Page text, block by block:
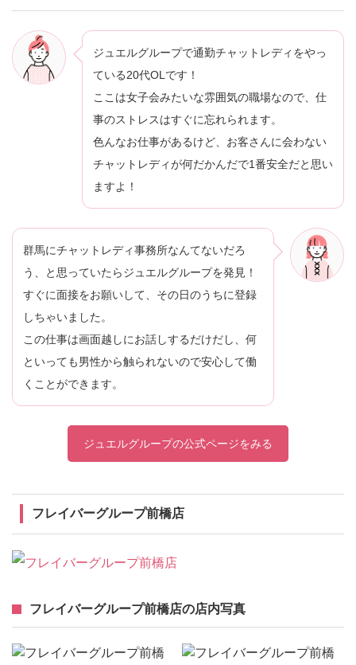
ジュエルグループで通勤チャットレディをやっ
ている20代OLです！
ここは女子会みたいな雰囲気の職場なので、仕
事のストレスはすぐに忘れられます。
色んなお仕事があるけど、お客さんに会わない
チャットレディが何だかんだで1番安全だと思い
ますよ！
群馬にチャットレディ事務所なんてないだろ
う、と思っていたらジュエルグループを発見！
すぐに面接をお願いして、その日のうちに登録
しちゃいました。
この仕事は画面越しにお話しするだけだし、何
といっても男性から触られないので安心して働
くことができます。
ジュエルグループの公式ページをみる
フレイバーグループ前橋店
フレイバーグループ前橋店の店内写真